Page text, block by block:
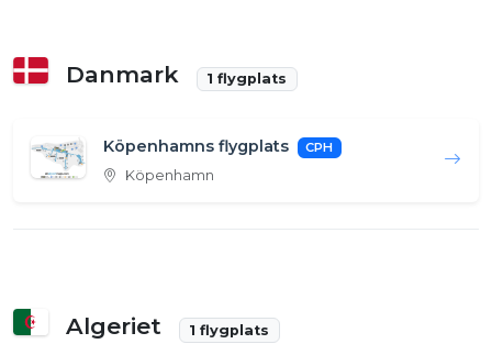
Danmark 1 flygplats
Köpenhamns flygplats CPH
Köpenhamn
Algeriet 1 flygplats